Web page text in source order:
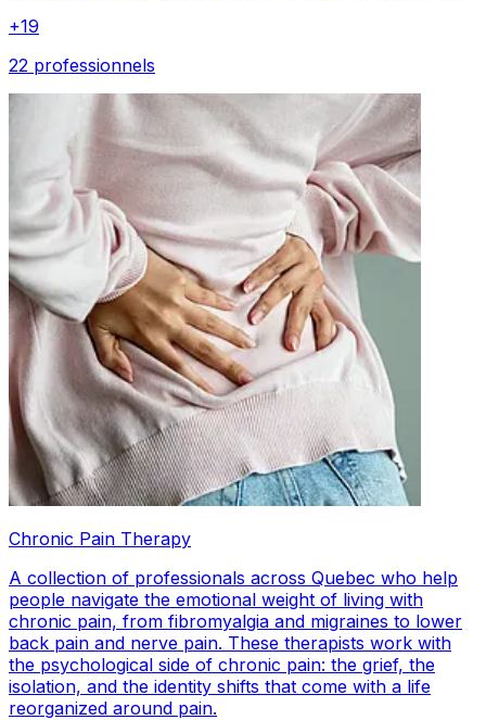
+19
22 professionnels
Chronic Pain Therapy
A collection of professionals across Quebec who help
people navigate the emotional weight of living with
chronic pain, from fibromyalgia and migraines to lower
back pain and nerve pain. These therapists work with
the psychological side of chronic pain: the grief, the
isolation, and the identity shifts that come with a life
reorganized around pain.